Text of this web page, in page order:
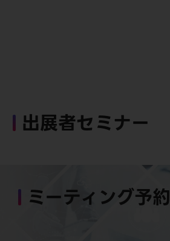
出展者セミナー
ミーティング予約